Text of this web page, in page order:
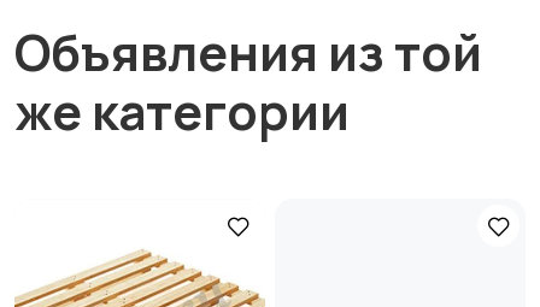
Объявления из той
же категории